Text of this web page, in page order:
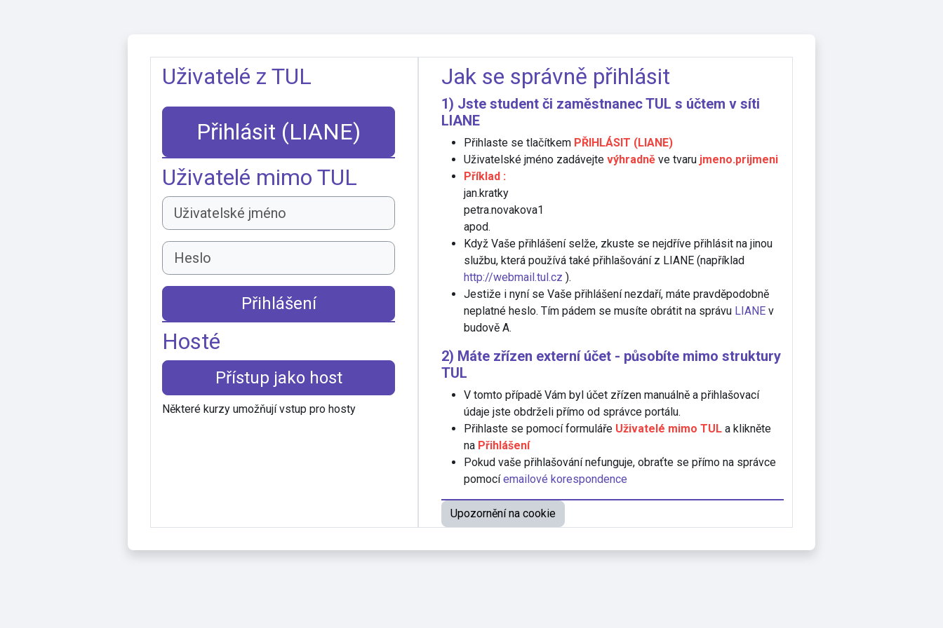
Uživatelé z TUL
Přihlásit (LIANE)
Uživatelé mimo TUL
Uživatelské jméno
Heslo
Přihlášení
Hosté
Přístup jako host
Některé kurzy umožňují vstup pro hosty
Jak se správně přihlásit
1) Jste student či zaměstnanec TUL s účtem v síti
LIANE
Přihlaste se tlačítkem PŘIHLÁSIT (LIANE)
Uživatelské jméno zadávejte výhradněve tvaru jmeno.prijmeni
Příklad :
jan.kratky
petra.novakova1
apod.
Když Vaše přihlášení selže, zkuste se nejdříve přihlásit na jinou
službu, která používá také přihlašování z LIANE (například
http://webmail.tul.cz ).
Jestiže i nyní se Vaše přihlášení nezdaří, máte pravděpodobně
neplatné heslo. Tím pádem se musíte obrátit na správu LIANEv
budově A.
2) Máte zřízen externí účet - působíte mimo struktury
TUL
V tomto případě Vám byl účet zřízen manuálně a přihlašovací
údaje jste obdrželi přímo od správce portálu.
Přihlaste se pomocí formuláře Uživatelé mimo TULa klikněte
na Přihlášení
Pokud vaše přihlašování nefunguje, obraťte se přímo na správce
pomocíemailové korespondence
Upozornění na cookie